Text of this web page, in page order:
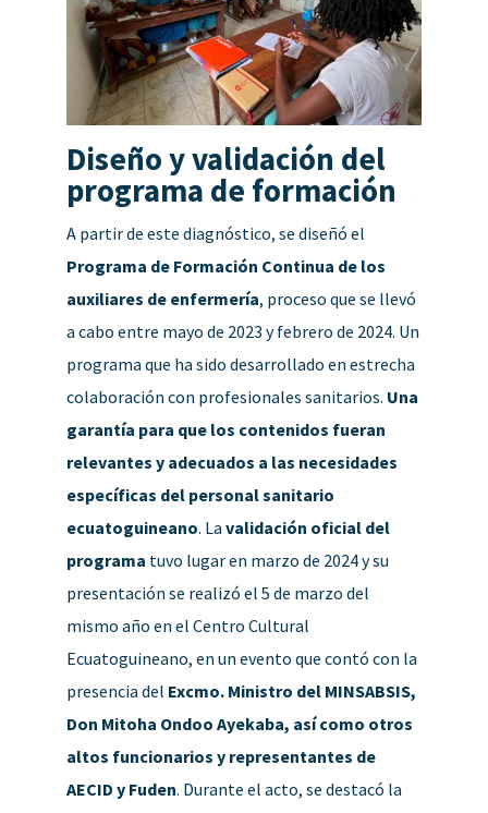
Diseño y validación del
programa de formación
A partir de este diagnóstico, se diseñó el
Programa de Formación Continua de los
auxiliares de enfermería, proceso que se llevó
a cabo entre mayo de 2023 y febrero de 2024. Un
programa que ha sido desarrollado en estrecha
colaboración con profesionales sanitarios. Una
garantía para que los contenidos fueran
relevantes y adecuados a las necesidades
específicas del personal sanitario
ecuatoguineano. La validación oficial del
programa tuvo lugar en marzo de 2024 y su
presentación se realizó el 5 de marzo del
mismo año en el Centro Cultural
Ecuatoguineano, en un evento que contó con la
presencia del Excmo. Ministro del MINSABSIS,
Don Mitoha Ondoo Ayekaba, así como otros
altos funcionarios y representantes de
AECID y Fuden. Durante el acto, se destacó la